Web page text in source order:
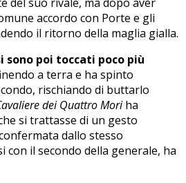
accordo con Porte e gli
il ritorno della maglia gialla.
sono poi toccati poco più
a terra e ha spinto
rischiando di buttarlo
dei Quattro Moriha
si trattasse di un gesto
dallo stesso
con il secondo della generale, ha